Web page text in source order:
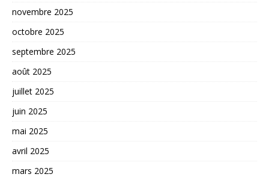
novembre 2025
octobre 2025
septembre 2025
août 2025
juillet 2025
juin 2025
mai 2025
avril 2025
mars 2025